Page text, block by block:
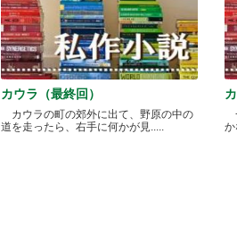
カウラ（最終回）
カウラの町の郊外に出て、野原の中の
道を走ったら、右手に何かが見.....
か